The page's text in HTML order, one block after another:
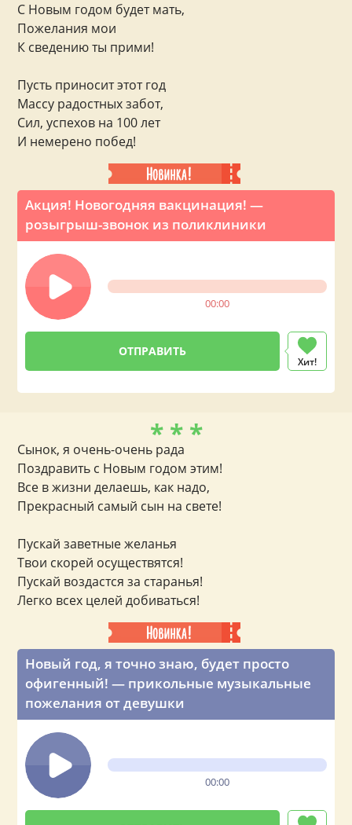
Акция! Новогодняя вакцинация! —
розыгрыш-звонок из поликлиники
00:00
Хит!
С Новым годом будет мать,
Пожелания мои
К сведению ты прими!
Пусть приносит этот год
Массу радостных забот,
Сил, успехов на 100 лет
И немерено побед!
Новый год, я точно знаю, будет просто
офигенный! — прикольные музыкальные
пожелания от девушки
00:00
* * *
Сынок, я очень-очень рада
Поздравить с Новым годом этим!
Все в жизни делаешь, как надо,
Прекрасный самый сын на свете!
Пускай заветные желанья
Твои скорей осуществятся!
Пускай воздастся за старанья!
Легко всех целей добиваться!